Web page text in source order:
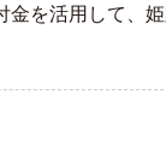
を活用して、